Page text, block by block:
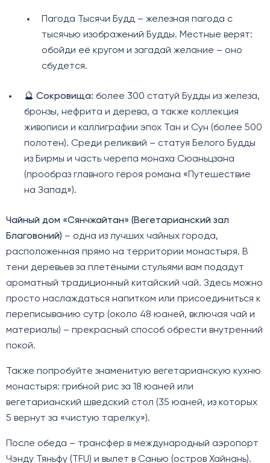
Пагода Тысячи Будд – железная пагода с
тысячью изображений Будды. Местные верят:
обойди её кругом и загадай желание – оно
сбудется.
🔮 Сокровища: более 300 статуй Будды из железа,
бронзы, нефрита и дерева, а также коллекция
живописи и каллиграфии эпох Тан и Сун (более 500
полотен). Среди реликвий – статуя Белого Будды
из Бирмы и часть черепа монаха Сюаньцзана
(прообраз главного героя романа «Путешествие
на Запад»).
Чайный дом «Сянчжайтан» (Вегетарианский зал
Благовоний) – одна из лучших чайных города,
расположенная прямо на территории монастыря. В
тени деревьев за плетёными стульями вам подадут
ароматный традиционный китайский чай. Здесь можно
просто наслаждаться напитком или присоединиться к
переписыванию сутр (около 48 юаней, включая чай и
материалы) – прекрасный способ обрести внутренний
покой.
Также попробуйте знаменитую вегетарианскую кухню
монастыря: грибной рис за 18 юаней или
вегетарианский шведский стол (35 юаней, из которых
5 вернут за «чистую тарелку»).
После обеда – трансфер в международный аэропорт
Чэнду Тяньфу (TFU) и вылет в Санью (остров Хайнань).